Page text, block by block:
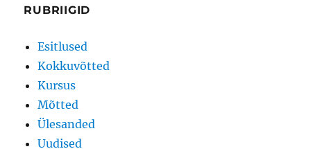
RUBRIIGID
Esitlused
Kokkuvõtted
Kursus
Mõtted
Ülesanded
Uudised